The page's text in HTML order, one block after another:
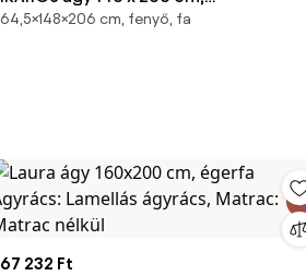
antracit/fehér Ágyrács: Lamellás
64,5×148×206 cm, fenyő, fa
67 232 Ft